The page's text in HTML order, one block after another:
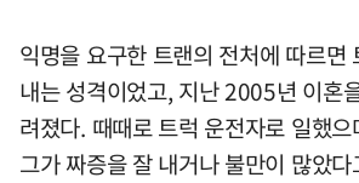
익명을 요구한 트랜의 전처에 따르면
내는 성격이었고, 지난 2005년 이혼
려졌다. 때때로 트럭 운전자로 일했
그가 짜증을 잘 내거나 불만이 많았